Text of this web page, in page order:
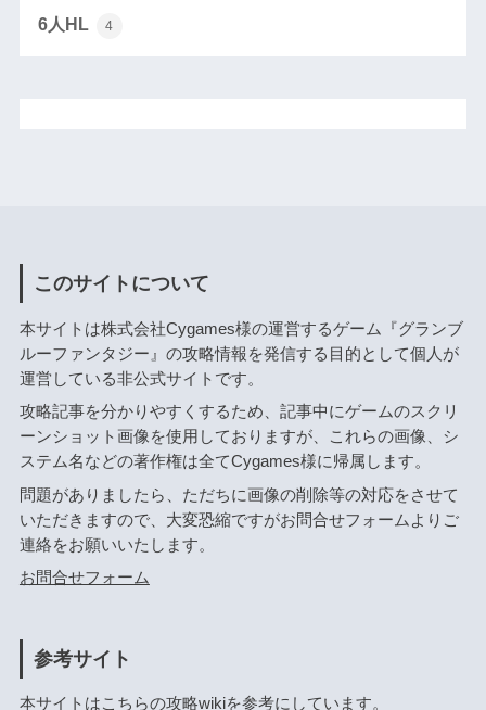
6人HL 4
このサイトについて
本サイトは株式会社Cygames様の運営するゲーム『グランブ
ルーファンタジー』の攻略情報を発信する目的として個人が
運営している非公式サイトです。
攻略記事を分かりやすくするため、記事中にゲームのスクリ
ーンショット画像を使用しておりますが、これらの画像、シ
ステム名などの著作権は全てCygames様に帰属します。
問題がありましたら、ただちに画像の削除等の対応をさせて
いただきますので、大変恐縮ですがお問合せフォームよりご
連絡をお願いいたします。
お問合せフォーム
参考サイト
本サイトはこちらの攻略wikiを参考にしています。